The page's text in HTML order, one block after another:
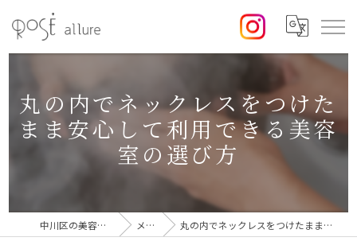
丸の内でネックレスをつけた
まま安心して利用できる美容
室の選び方
中川区の美容室なら美容室ロゼ メディア 丸の内でネックレスをつけたまま安心して利用できる美容室の選び方